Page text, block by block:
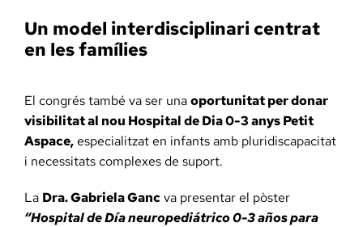
Un model interdisciplinari centrat
en les famílies
El congrés també va ser unaoportunitat per donar
visibilitat al nou Hospital de Dia 0-3 anys Petit
Aspace,especialitzat en infants amb pluridiscapacitat
i necessitats complexes de suport.
La Dra. Gabriela Gancva presentar el pòster
“Hospital de Día neuropediátrico 0-3 años para